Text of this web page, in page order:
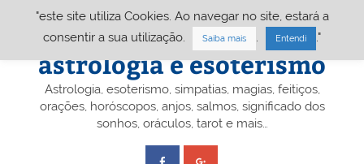
Portal A&E – Portal
astrologia e esoterismo
Astrologia, esoterismo, simpatias, magias, feitiços,
orações, horóscopos, anjos, salmos, significado dos
sonhos, oráculos, tarot e mais…
"este site utiliza Cookies. Ao navegar no site, estará a
consentir a sua utilização.
Saiba mais Entendi ."